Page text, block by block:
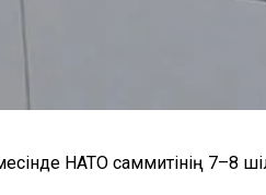
НАТО саммитінің 7–8